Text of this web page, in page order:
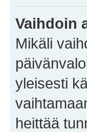
Vaihdoin
Mikäli
yleisesti
heittää